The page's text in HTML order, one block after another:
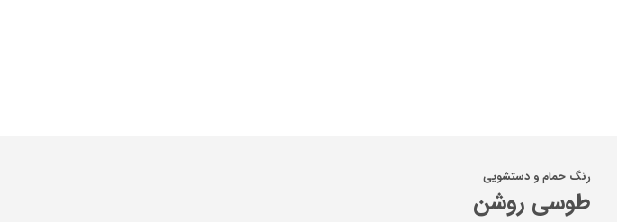
رنگ حمام و دستشویی
طوسی روشن